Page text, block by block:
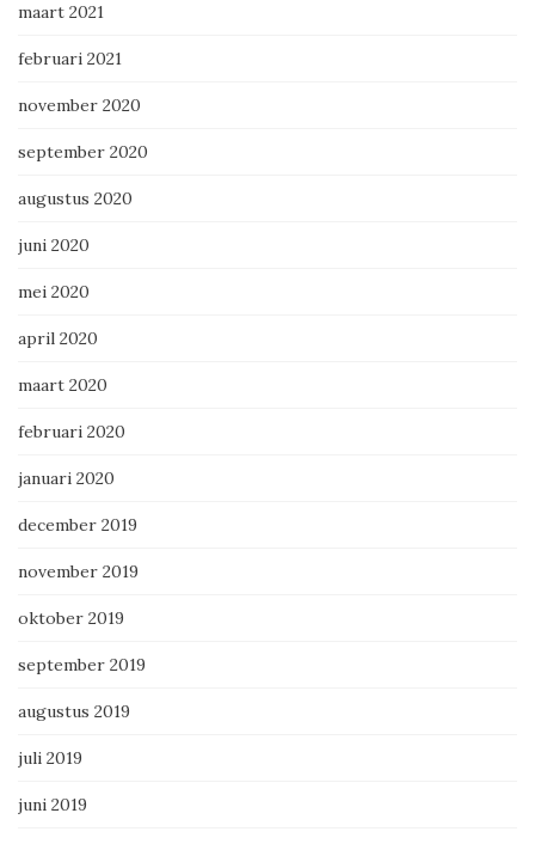
maart 2021
februari 2021
november 2020
september 2020
augustus 2020
juni 2020
mei 2020
april 2020
maart 2020
februari 2020
januari 2020
december 2019
november 2019
oktober 2019
september 2019
augustus 2019
juli 2019
juni 2019